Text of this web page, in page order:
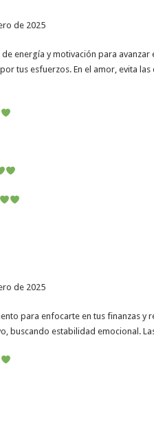
de 2025
de energía y motivación para
tus esfuerzos. En el amor, evita
de 2025
para enfocarte en tus finanzas y
buscando estabilidad emocional.